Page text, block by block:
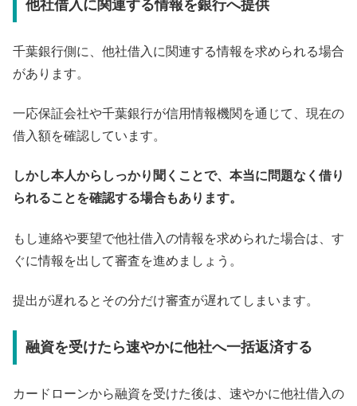
他社借入に関連する情報を銀行へ提供
千葉銀行側に、他社借入に関連する情報を求められる場合
があります。
一応保証会社や千葉銀行が信用情報機関を通じて、現在の
借入額を確認しています。
しかし本人からしっかり聞くことで、本当に問題なく借り
られることを確認する場合もあります。
もし連絡や要望で他社借入の情報を求められた場合は、す
ぐに情報を出して審査を進めましょう。
提出が遅れるとその分だけ審査が遅れてしまいます。
融資を受けたら速やかに他社へ一括返済する
カードローンから融資を受けた後は、速やかに他社借入の